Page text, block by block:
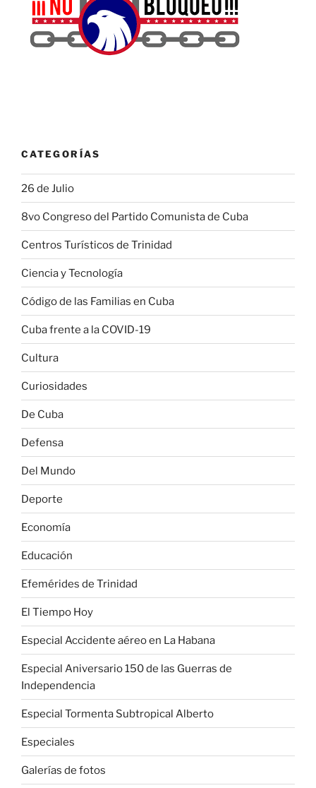
CATEGORÍAS
26 de Julio
8vo Congreso del Partido Comunista de Cuba
Centros Turísticos de Trinidad
Ciencia y Tecnología
Código de las Familias en Cuba
Cuba frente a la COVID-19
Cultura
Curiosidades
De Cuba
Defensa
Del Mundo
Deporte
Economía
Educación
Efemérides de Trinidad
El Tiempo Hoy
Especial Accidente aéreo en La Habana
Especial Aniversario 150 de las Guerras de
Independencia
Especial Tormenta Subtropical Alberto
Especiales
Galerías de fotos